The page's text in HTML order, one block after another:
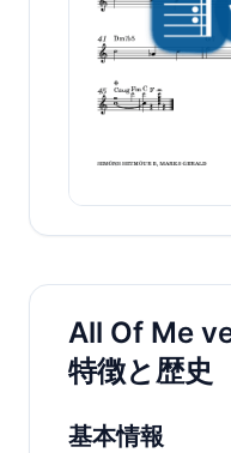
All Of Me
特徴と歴史
基本情報